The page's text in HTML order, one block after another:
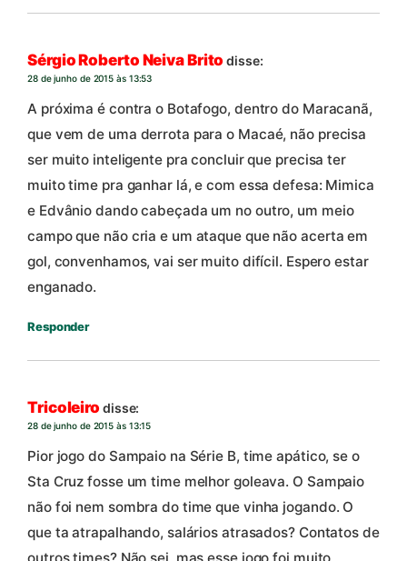
Sérgio Roberto Neiva Brito disse:
28 de junho de 2015 às 13:53
A próxima é contra o Botafogo, dentro do Maracanã,
que vem de uma derrota para o Macaé, não precisa
ser muito inteligente pra concluir que precisa ter
muito time pra ganhar lá, e com essa defesa: Mimica
e Edvânio dando cabeçada um no outro, um meio
campo que não cria e um ataque que não acerta em
gol, convenhamos, vai ser muito difícil. Espero estar
enganado.
Responder
Tricoleiro disse:
28 de junho de 2015 às 13:15
Pior jogo do Sampaio na Série B, time apático, se o
Sta Cruz fosse um time melhor goleava. O Sampaio
não foi nem sombra do time que vinha jogando. O
que ta atrapalhando, salários atrasados? Contatos de